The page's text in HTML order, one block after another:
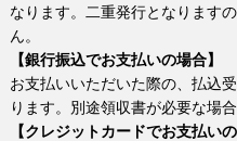
なります。二重発行となります
ん。
【銀行振込でお支払いの場合】
お支払いいただいた際の、払込
ります。別途領収書が必要な場
【クレジットカードでお支払いの